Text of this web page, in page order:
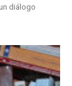
diálogo